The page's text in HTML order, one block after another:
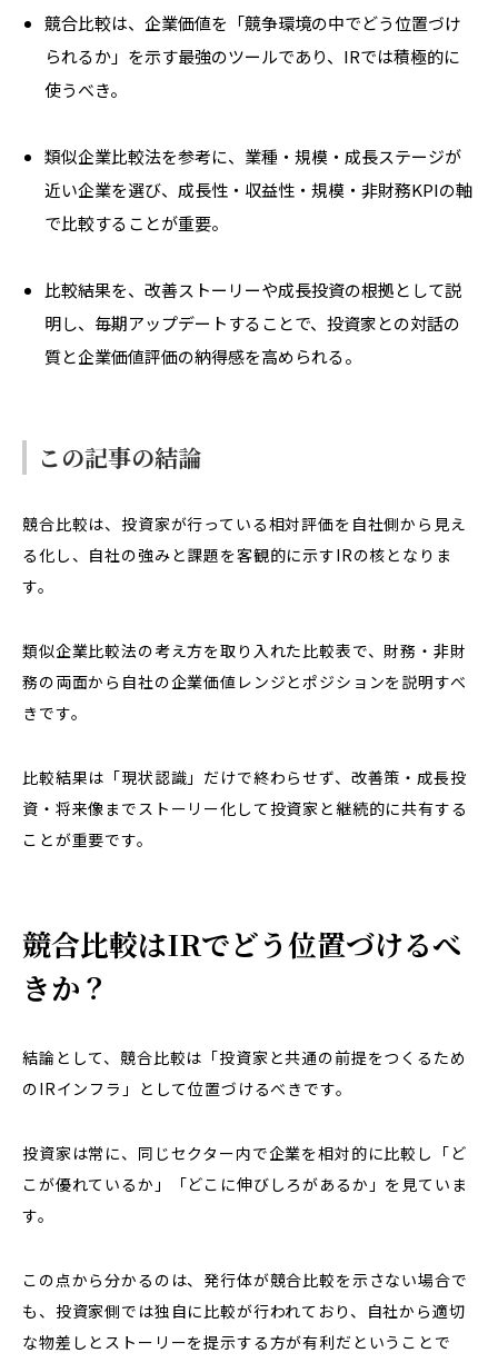
競合比較は、企業価値を「競争環境の中でどう位置づけ
られるか」を示す最強のツールであり、IRでは積極的に
使うべき。
類似企業比較法を参考に、業種・規模・成長ステージが
近い企業を選び、成長性・収益性・規模・非財務KPIの軸
で比較することが重要。
比較結果を、改善ストーリーや成長投資の根拠として説
明し、毎期アップデートすることで、投資家との対話の
質と企業価値評価の納得感を高められる。
この記事の結論
競合比較は、投資家が行っている相対評価を自社側から見え
る化し、自社の強みと課題を客観的に示すIRの核となりま
す。
類似企業比較法の考え方を取り入れた比較表で、財務・非財
務の両面から自社の企業価値レンジとポジションを説明すべ
きです。
比較結果は「現状認識」だけで終わらせず、改善策・成長投
資・将来像までストーリー化して投資家と継続的に共有する
ことが重要です。
競合比較はIRでどう位置づけるべ
きか？
結論として、競合比較は「投資家と共通の前提をつくるため
のIRインフラ」として位置づけるべきです。
投資家は常に、同じセクター内で企業を相対的に比較し「ど
こが優れているか」「どこに伸びしろがあるか」を見ていま
す。
この点から分かるのは、発行体が競合比較を示さない場合で
も、投資家側では独自に比較が行われており、自社から適切
な物差しとストーリーを提示する方が有利だということで